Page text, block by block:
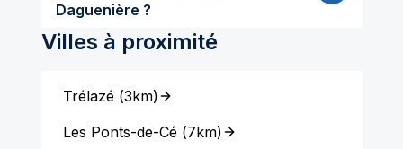
Daguenière ?
Villes à proximité
Trélazé(3km)
Les Ponts-de-Cé(7km)